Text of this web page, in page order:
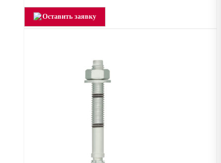
Оставить заявку